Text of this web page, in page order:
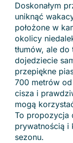
Doskonałym
uniknąć
położone w
okolicy
tłumów, ale
dojedziecie
przepiękne
700 metrów
cisza i
mogą
To propozycja
prywatnością i
sezonu.